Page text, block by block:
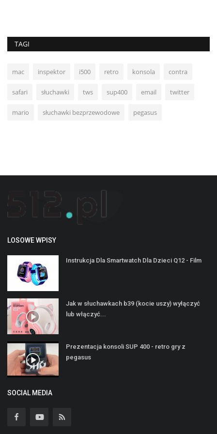
TAGI
mac inspektor i500 retro konsola contra
safari słuchawki tws sup400 email twitter
mario słuchawki bezprzewodowe pegasus
LOSOWE WPISY
Instrukcja Dla Smartwatch Dla Dzieci Q12 - Film
Jak w słuchawkach b39 (kocie uszy) wyłączyć
lub włączyć...
Prezentacja konsoli SUP 400 - retro gry z
pegasus
SOCIAL MEDIA